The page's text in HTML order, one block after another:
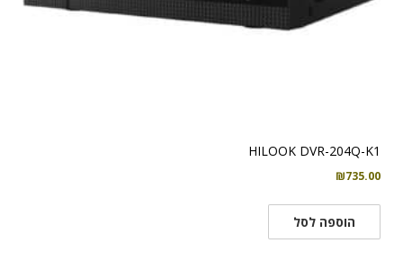
HILOOK DVR-204Q-K1
₪735.00
הוספה לסל